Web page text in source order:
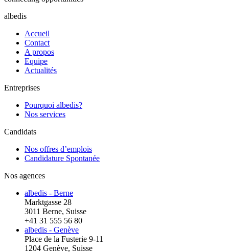
albedis
Accueil
Contact
A propos
Equipe
Actualités
Entreprises
Pourquoi albedis?
Nos services
Candidats
Nos offres d’emplois
Candidature Spontanée
Nos agences
albedis - Berne
Marktgasse 28
3011 Berne, Suisse
+41 31 555 56 80
albedis - Genève
Place de la Fusterie 9-11
1204 Genève, Suisse